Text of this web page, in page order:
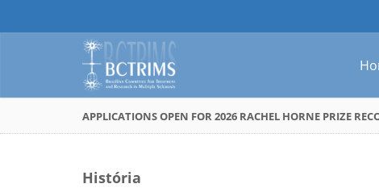
APPLICATIONS OPEN FOR 2026 RACHEL HORNE PRIZE
História